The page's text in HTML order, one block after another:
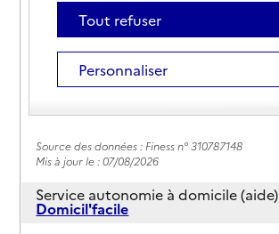
-Montastruc-la-Conseillère
05 61 84 30 69
Contact
Source des données : Finess n° 310787148
Mis à jour le : 07/08/2026
Service autonomie à domicile (aide)
Domicil'facile
Tout refuser
Personnaliser